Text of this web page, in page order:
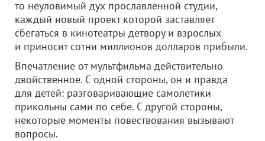
то неуловимый дух прославленной студии,
каждый новый проект которой заставляет
сбегаться в кинотеатры детвору и взрослых
и приносит сотни миллионов долларов прибыли.
Впечатление от мультфильма действительно
двойственное. С одной стороны, он и правда
для детей: разговаривающие самолетики
прикольны сами по себе. С другой стороны,
некоторые моменты повествования вызывают
вопросы.